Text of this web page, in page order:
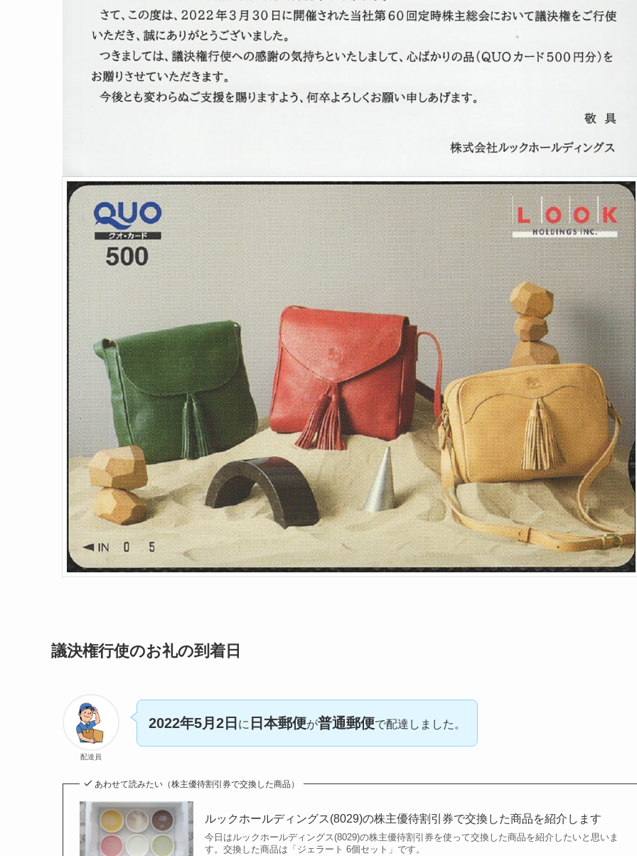
議決権行使のお礼の到着日
配達員
2022年5月2日 に 日本郵便が普通郵便で配達しました。
あわせて読みたい（株主優待割引券で交換した商品）
ルックホールディングス(8029)の株主優待割引券で交換した商品を紹介します
今日はルックホールディングス(8029)の株主優待割引券を使って交換した商品を紹介したいと思いま
す。交換した商品は「ジェラート 6個セット」です。